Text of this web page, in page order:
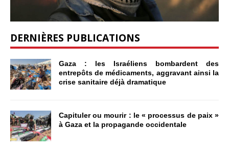
DERNIÈRES PUBLICATIONS
Gaza : les Israéliens bombardent des
entrepôts de médicaments, aggravant ainsi la
crise sanitaire déjà dramatique
Capituler ou mourir : le « processus de paix »
à Gaza et la propagande occidentale